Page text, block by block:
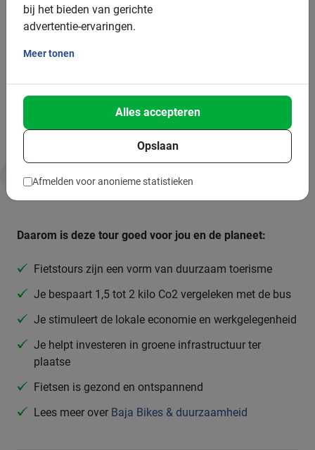
bij het bieden van gerichte
advertentie-ervaringen.
Meer tonen
Opslaan
Alles accepteren
Afmelden voor anonieme statistieken
Boekbaar voor groepen van: 2 tot 200 deelnemers
Gemiddelde groepsgrootte: 8 deelnemers
Minimum aantal: 2 deelnemers
Per 15 deelnemers wordt een extra gids ingezet
Bij grotere groepen zetten we meer gidsen in
Daarom is deze tour goed voor jou en de planeet:
Fietstours zijn een vorm van duurzaam toerisme
Je bespaart 1,5 tot 2 kilo Co2 vergeleken met de bus
Je stimuleert de lokale economie en werkgelegenheid
Je helpt investeren in groene infrastructuur ter
plaatse
Fietsen is gezond en ontspannend
Lees meer over Baja Bikes & duurzaamheid